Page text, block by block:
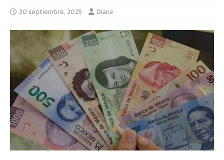
30 septiembre, 2025 Diana